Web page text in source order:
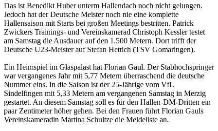
Das ist Benedikt Huber unterm Hallendach noch nicht gelungen.
Jedoch hat der Deutsche Meister noch nie eine komplette
Hallensaison mit Starts bei großen Meetings bestritten. Patrick
Zwickers Trainings- und Vereinskamerad Christoph Kessler testet
am Samstag die Ausdauer auf den 1.500 Metern. Dort trifft der
Deutsche U23-Meister auf Stefan Hettich (TSV Gomaringen).
Ein Heimspiel im Glaspalast hat Florian Gaul. Der Stabhochspringer
war vergangenes Jahr mit 5,77 Metern überraschend die deutsche
Nummer eins. In die Saison ist der 25-Jährige vom VfL
Sindelfingen mit 5,33 Metern am vergangenen Samstag in Merzig
gestartet. An diesem Samstag soll es für den Hallen-DM-Dritten ein
paar Zentimeter höher gehen. Bei den Frauen führt Florian Gauls
Vereinskameradin Martina Schultze die Meldeliste an.